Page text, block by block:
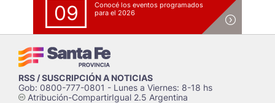
09
Conocé los eventos programados
para el 2026
RSS / SUSCRIPCIÓN A NOTICIAS
Gob: 0800-777-0801 - Lunes a Viernes: 8-18 hs
cAtribución-CompartirIgual 2.5 Argentina